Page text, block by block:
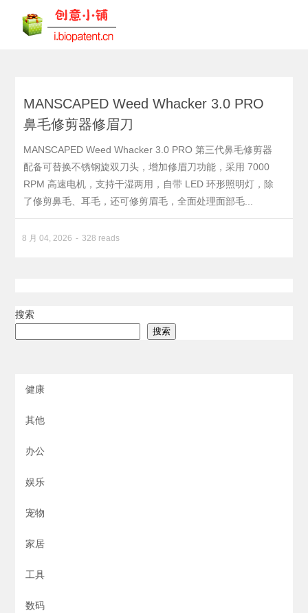
MANSCAPED Weed Whacker 3.0 PRO
鼻毛修剪器修眉刀
MANSCAPED Weed Whacker 3.0 PRO 第三代鼻毛修剪器
配备可替换不锈钢旋双刀头，增加修眉刀功能，采用 7000
RPM 高速电机，支持干湿两用，自带 LED 环形照明灯，除
了修剪鼻毛、耳毛，还可修剪眉毛，全面处理面部毛...
8 月 04, 2026 328 reads
搜索
搜索
健康
其他
办公
娱乐
宠物
家居
工具
数码